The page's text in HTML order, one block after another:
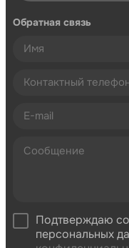
Обратная связь
Подтверждаю
персональных